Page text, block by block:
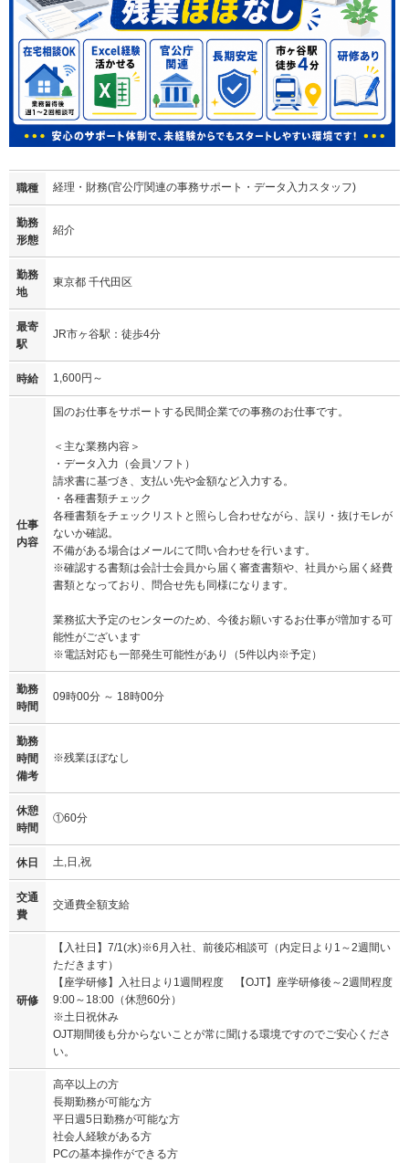
職種 経理・財務(官公庁関連の事務サポート・データ入力スタッフ)
勤務
形態
紹介
勤務
地
東京都 千代田区
最寄
駅
JR市ヶ谷駅：徒歩4分
時給 1,600円～
仕事
内容
国のお仕事をサポートする民間企業での事務のお仕事です。
＜主な業務内容＞
・データ入力（会員ソフト）
請求書に基づき、支払い先や金額など入力する。
・各種書類チェック
各種書類をチェックリストと照らし合わせながら、誤り・抜けモレが
ないか確認。
不備がある場合はメールにて問い合わせを行います。
※確認する書類は会計士会員から届く審査書類や、社員から届く経費
書類となっており、問合せ先も同様になります。
業務拡大予定のセンターのため、今後お願いするお仕事が増加する可
能性がございます
※電話対応も一部発生可能性があり（5件以内※予定）
勤務
時間
09時00分 ～ 18時00分
勤務
時間
備考
※残業ほぼなし
休憩
時間
①60分
休日 土,日,祝
交通
費
交通費全額支給
研修
【入社日】7/1(水)※6月入社、前後応相談可（内定日より1～2週間い
ただきます）
【座学研修】入社日より1週間程度 【OJT】座学研修後～2週間程度
9:00～18:00（休憩60分）
※土日祝休み
OJT期間後も分からないことが常に聞ける環境ですのでご安心くださ
い。
高卒以上の方
長期勤務が可能な方
平日週5日勤務が可能な方
社会人経験がある方
PCの基本操作ができる方